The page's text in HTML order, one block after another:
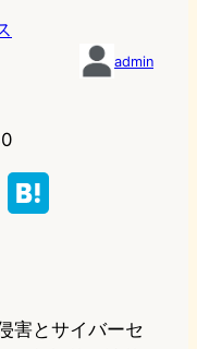
admin
e
e
害とサイバーセ